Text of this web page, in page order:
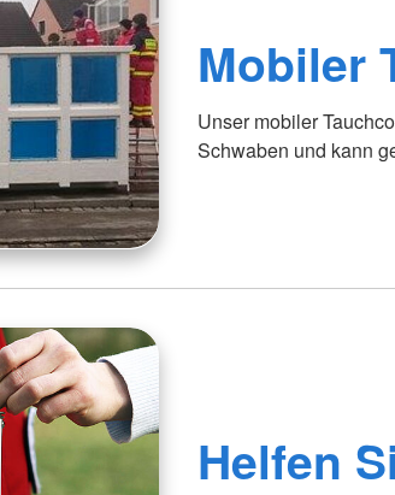
Mobiler
Unser mobiler
Schwaben und kann
Helfen